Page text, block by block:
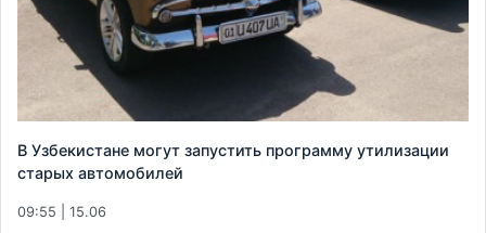
В Узбекистане могут запустить программу утилизации
старых автомобилей
09:55 | 15.06